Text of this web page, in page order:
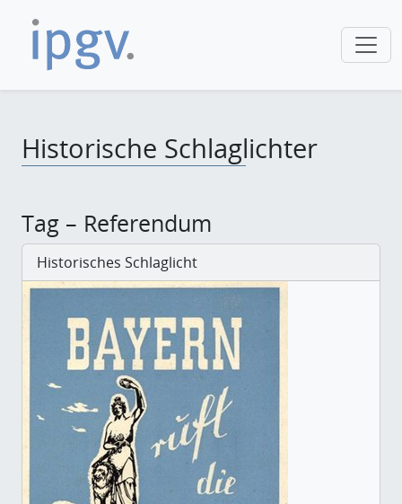
Historische Schlaglichter
Tag – Referendum
Historisches Schlaglicht